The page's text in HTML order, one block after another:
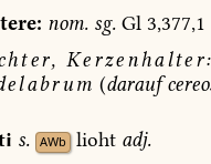
nom.sg.Gl3,377,1
(darauf
s. AWb lioht adj.